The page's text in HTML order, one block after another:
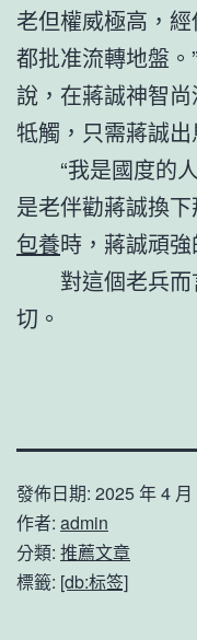
老但權威極高，
都批准流轉地盤
說，在蔣誠神智
牴觸，只需蔣誠
“我是國度的人
是老伴勸蔣誠換
包養時，蔣誠頑強
對這個老兵而
切。
發佈日期: 2025 年 4 月
作者: admin
分類: 推薦文章
標籤: [db:标签]